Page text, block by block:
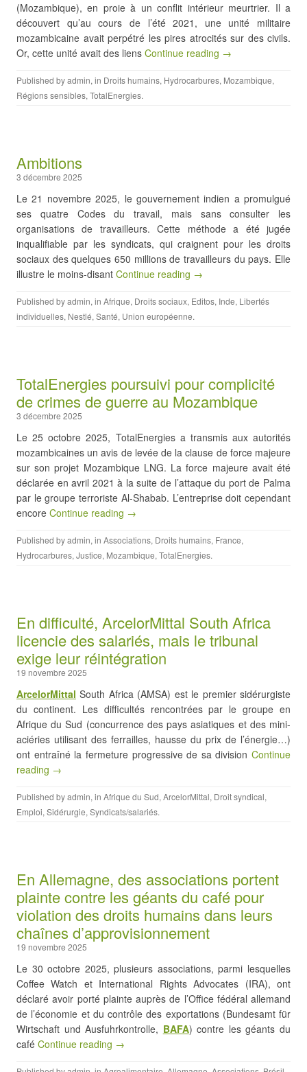
(Mozambique), en proie à un conflit intérieur meurtrier. Il a
découvert qu’au cours de l’été 2021, une unité militaire
mozambicaine avait perpétré les pires atrocités sur des civils.
Or, cette unité avait des liens Continue reading →
Published byadmin, in Droits humains, Hydrocarbures, Mozambique,
Régions sensibles, TotalEnergies.
Ambitions
3 décembre 2025
Le 21 novembre 2025, le gouvernement indien a promulgué
ses quatre Codes du travail, mais sans consulter les
organisations de travailleurs. Cette méthode a été jugée
inqualifiable par les syndicats, qui craignent pour les droits
sociaux des quelques 650 millions de travailleurs du pays. Elle
illustre le moins-disant Continue reading →
Published byadmin, in Afrique, Droits sociaux, Editos, Inde, Libertés
individuelles, Nestlé, Santé, Union européenne.
TotalEnergies poursuivi pour complicité
de crimes de guerre au Mozambique
3 décembre 2025
Le 25 octobre 2025, TotalEnergies a transmis aux autorités
mozambicaines un avis de levée de la clause de force majeure
sur son projet Mozambique LNG. La force majeure avait été
déclarée en avril 2021 à la suite de l’attaque du port de Palma
par le groupe terroriste Al-Shabab. L’entreprise doit cependant
encore Continue reading →
Published byadmin, in Associations, Droits humains, France,
Hydrocarbures, Justice, Mozambique, TotalEnergies.
En difficulté, ArcelorMittal South Africa
licencie des salariés, mais le tribunal
exige leur réintégration
19 novembre 2025
ArcelorMittal South Africa (AMSA) est le premier sidérurgiste
du continent. Les difficultés rencontrées par le groupe en
Afrique du Sud (concurrence des pays asiatiques et des mini-
aciéries utilisant des ferrailles, hausse du prix de l’énergie…)
ont entraîné la fermeture progressive de sa division Continue
reading →
Published byadmin, in Afrique du Sud, ArcelorMittal, Droit syndical,
Emploi, Sidérurgie, Syndicats/salariés.
En Allemagne, des associations portent
plainte contre les géants du café pour
violation des droits humains dans leurs
chaînes d’approvisionnement
19 novembre 2025
Le 30 octobre 2025, plusieurs associations, parmi lesquelles
Coffee Watch et International Rights Advocates (IRA), ont
déclaré avoir porté plainte auprès de l’Office fédéral allemand
de l’économie et du contrôle des exportations (Bundesamt für
Wirtschaft und Ausfuhrkontrolle, BAFA) contre les géants du
café Continue reading →